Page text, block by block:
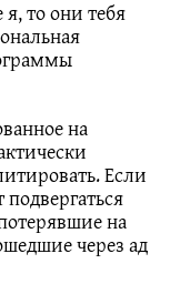
то они тебя
на
Если
на
через ад